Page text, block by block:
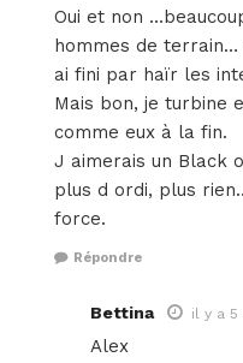
Oui et non
hommes de
ai fini par haïr les
Mais bon, je turbine
comme eux à la fin.
J aimerais un Black
plus d ordi, plus
force.
Répondre
Bettina il y a 5
Alex